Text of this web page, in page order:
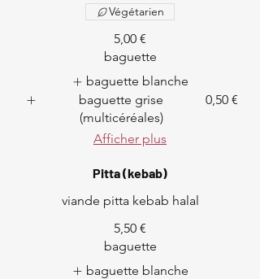
5,00 €
Végétarien
baguette
baguette blanche
baguette grise
(multicéréales)
0,50 €
Afficher plus
Pitta (kebab)
viande pitta kebab halal
5,50 €
baguette
baguette blanche